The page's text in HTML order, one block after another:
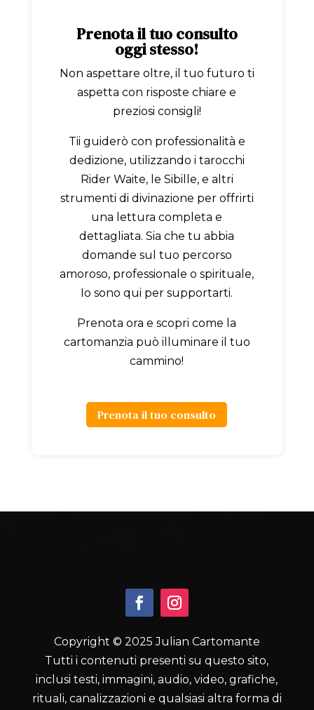
Prenota il tuo consulto
oggi stesso!
Non aspettare oltre, il tuo futuro ti
aspetta con risposte chiare e
preziosi consigli!
Tii guiderò con professionalità e
dedizione, utilizzando i tarocchi
Rider Waite, le Sibille, e altri
strumenti di divinazione per offrirti
una lettura completa e
dettagliata. Sia che tu abbia
domande sul tuo percorso
amoroso, professionale o spirituale,
Io sono qui per supportarti.
Prenota ora e scopri come la
cartomanzia può illuminare il tuo
cammino!
Prenota il tuo consulto
Copyright © 2025 Julian Cartomante
Tutti i contenuti presenti su questo sito,
inclusi testi, immagini, audio, video, grafiche,
rituali, canalizzazioni e qualsiasi altra forma di